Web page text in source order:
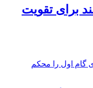
برای تقویت